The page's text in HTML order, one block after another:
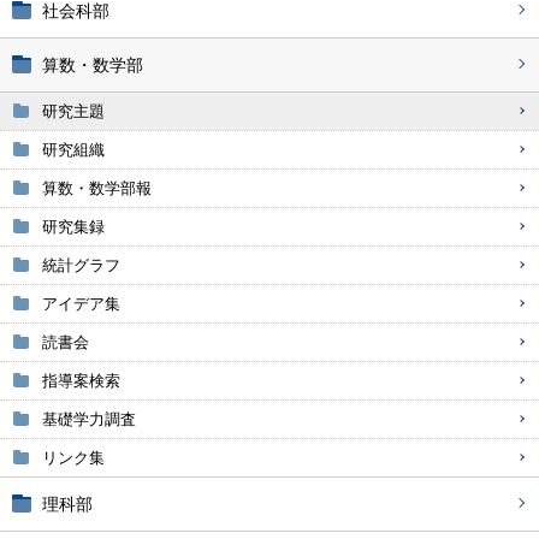
社会科部
算数・数学部
研究主題
研究組織
算数・数学部報
研究集録
統計グラフ
アイデア集
読書会
指導案検索
基礎学力調査
リンク集
理科部